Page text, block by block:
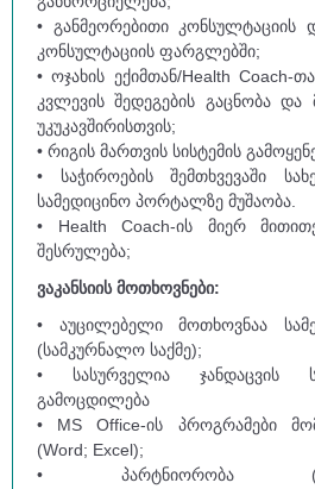
• განმეორებითი კონსულტაციის
კონსულტაციის ფარგლებში;
• ოჯახის ექიმთან/Health Coach-
კვლევის შედეგების გაცნობა და
უკუკავშირისთვის;
• რიგის მართვის სისტემის
• საჭიროების შემთხვევაში
სამედიცინო პორტალზე მუშაობა.
• Health Coach-ის მიერ
შესრულება;
ვაკანსიის მოთხოვნები:
• აუცილებელი მოთხოვნაა
(სამკურნალო საქმე);
• სასურველია ჯანდაცვის
გამოცდილება
• MS Office-ის პროგრამები
(Word; Excel);
• პარტნიორობა